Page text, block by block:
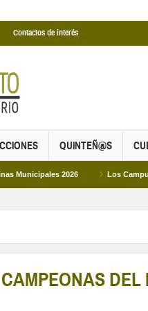
Contactos de interés
QUINTEÑ@S
2026 Los Campus de
DEL